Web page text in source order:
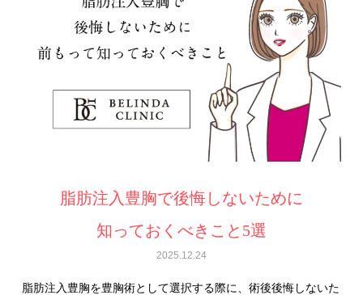
脂肪注入豊胸で後悔しないために
知っておくべきこと5選
2025.12.24
脂肪注入豊胸を豊胸術として選択する際に、術後後悔しないた